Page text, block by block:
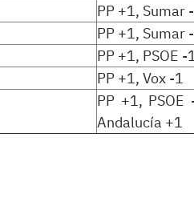
PP +1, Sumar
PP +1, Sumar
PP +1, PSOE -
PP +1, Vox -1
PP +1,
Andalucía +1